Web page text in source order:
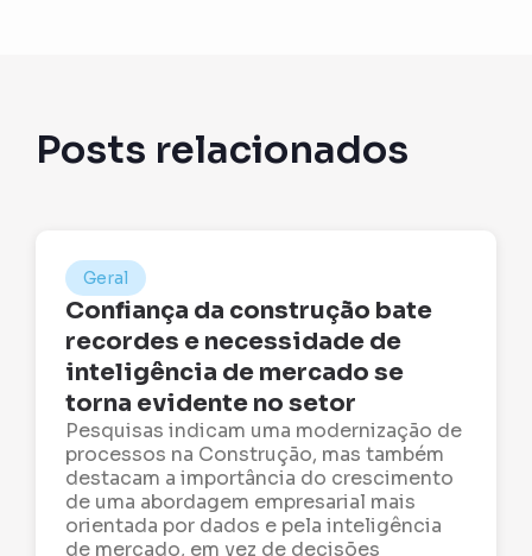
Posts relacionados
Geral
Confiança da construção bate
recordes e necessidade de
inteligência de mercado se
torna evidente no setor
Pesquisas indicam uma modernização de
processos na Construção, mas também
destacam a importância do crescimento
de uma abordagem empresarial mais
orientada por dados e pela inteligência
de mercado, em vez de decisões